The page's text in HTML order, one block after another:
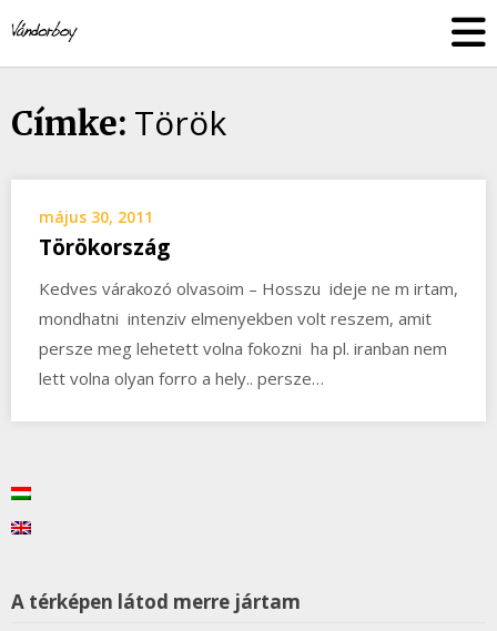
to
content
Címke: Török
május 30, 2011
Törökország
Kedves várakozó olvasoim – Hosszu ideje ne m irtam,
mondhatni intenziv elmenyekben volt reszem, amit
persze meg lehetett volna fokozni ha pl. iranban nem
lett volna olyan forro a hely.. persze…
A térképen látod merre jártam